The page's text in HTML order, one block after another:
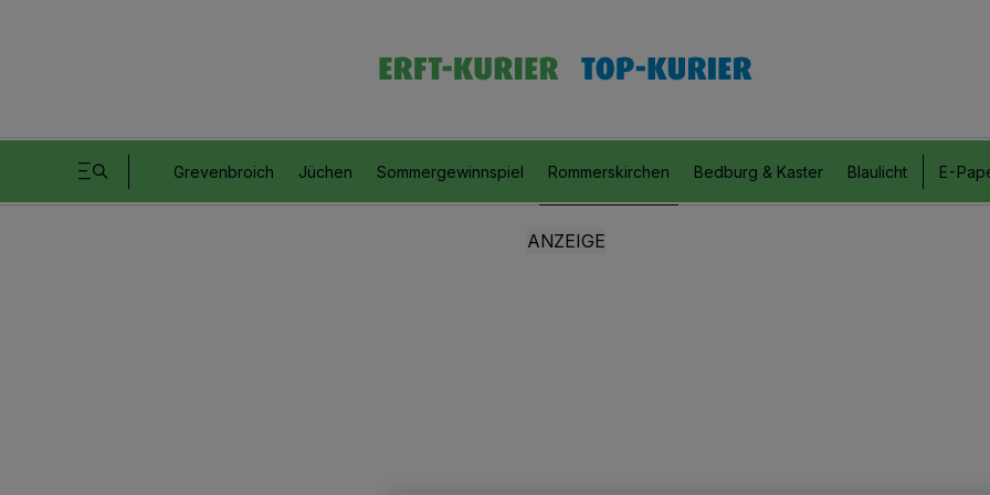
Grevenbroich Jüchen Sommergewinnspiel Rommerskirchen Bedburg & Kaster Blaulicht E-